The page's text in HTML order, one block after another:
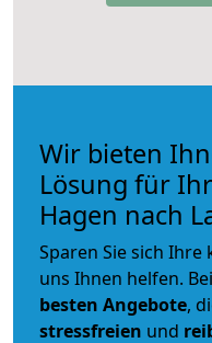
Wir bieten
Lösung für
Hagen nach
Sparen Sie sich Ihre
uns Ihnen helfen.
besten Angebote,
stressfreien und